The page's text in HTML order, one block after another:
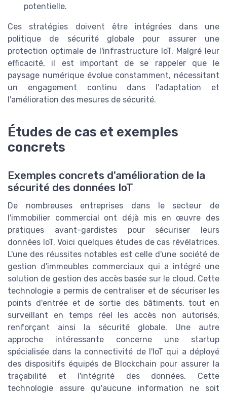
potentielle.
Ces stratégies doivent être intégrées dans une
politique de sécurité globale pour assurer une
protection optimale de l'infrastructure IoT. Malgré leur
efficacité, il est important de se rappeler que le
paysage numérique évolue constamment, nécessitant
un engagement continu dans l'adaptation et
l'amélioration des mesures de sécurité.
Études de cas et exemples
concrets
Exemples concrets d'amélioration de la
sécurité des données IoT
De nombreuses entreprises dans le secteur de
l'immobilier commercial ont déjà mis en œuvre des
pratiques avant-gardistes pour sécuriser leurs
données IoT. Voici quelques études de cas révélatrices.
L'une des réussites notables est celle d'une société de
gestion d'immeubles commerciaux qui a intégré une
solution de gestion des accès basée sur le cloud. Cette
technologie a permis de centraliser et de sécuriser les
points d'entrée et de sortie des bâtiments, tout en
surveillant en temps réel les accès non autorisés,
renforçant ainsi la sécurité globale. Une autre
approche intéressante concerne une startup
spécialisée dans la connectivité de l'IoT qui a déployé
des dispositifs équipés de Blockchain pour assurer la
traçabilité et l'intégrité des données. Cette
technologie assure qu'aucune information ne soit